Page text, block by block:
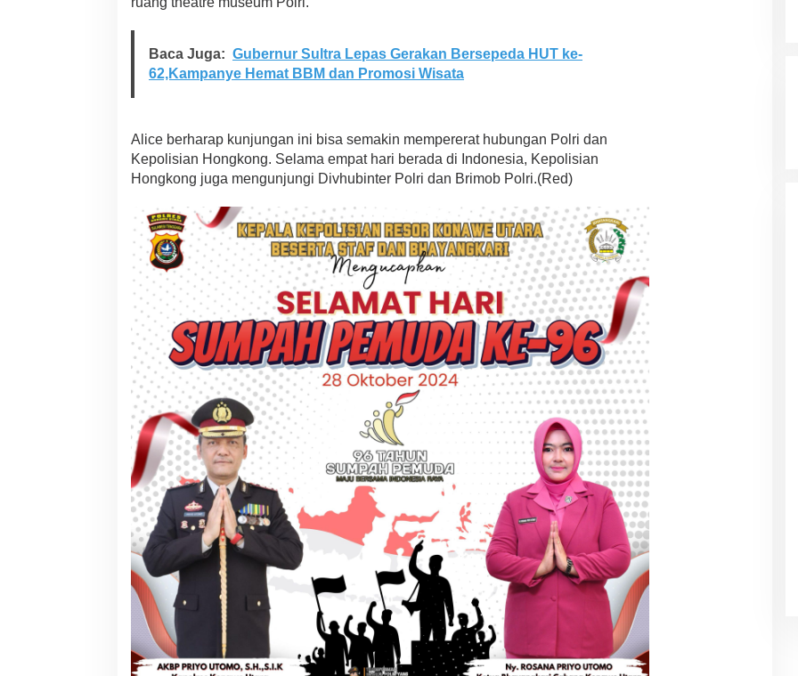
i
Baca Juga: Gubernur Sultra Lepas Gerakan Bersepeda HUT ke-
62,Kampanye Hemat BBM dan Promosi Wisata
Alice berharap kunjungan ini bisa semakin mempererat hubungan Polri dan
Kepolisian Hongkong. Selama empat hari berada di Indonesia, Kepolisian
Hongkong juga mengunjungi Divhubinter Polri dan Brimob Polri.(Red)